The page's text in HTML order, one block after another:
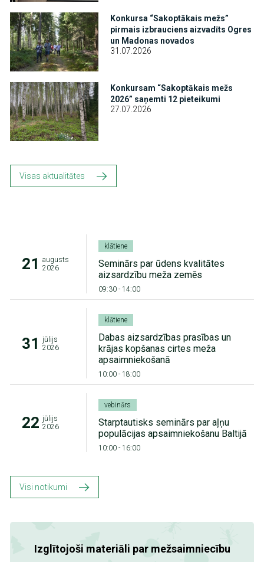
Attēls
Konkursa “Sakoptākais mežs”
pirmais izbrauciens aizvadīts Ogres
un Madonas novados
31.07.2026
Attēls
Konkursam “Sakoptākais mežs
2026” saņemti 12 pieteikumi
27.07.2026
Visas aktualitātes
21
augusts
2026
klātiene
Seminārs par ūdens kvalitātes
aizsardzību meža zemēs
09:30- 14:00
31
jūlijs
2026
klātiene
Dabas aizsardzības prasības un
krājas kopšanas cirtes meža
apsaimniekošanā
10:00- 18:00
22 jūlijs
2026
vebinārs
Starptautisks seminārs par aļņu
populācijas apsaimniekošanu Baltijā
10:00- 16:00
Visi notikumi
Izglītojoši materiāli par mežsaimniecību